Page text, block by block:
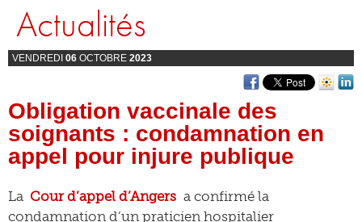
Actualités
VENDREDI 06 OCTOBRE 2023
Obligation vaccinale des
soignants : condamnation en
appel pour injure publique
La Cour d’appel d’Angers a confirmé la
condamnation d’un praticien hospitalier